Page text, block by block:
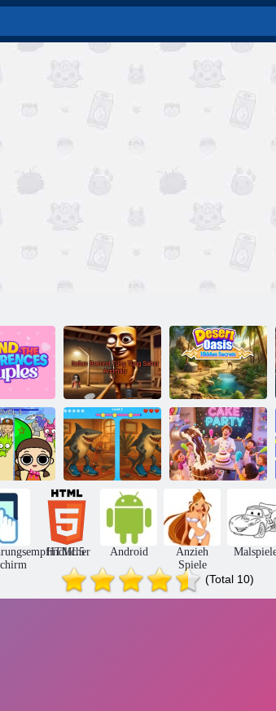
Sie die
Italienische
Brainrot Tung
Tung Sahur
Anomalie
Wüstenoase
versteckte
Geheimnisse
und
Italienischer
Brainrot: Finden
Sie den
Unterschied
Finden Sie die
Unterschiede:
Muttertagsbacken
HTML5 Android
Anzieh
Spiele
(Total 10)